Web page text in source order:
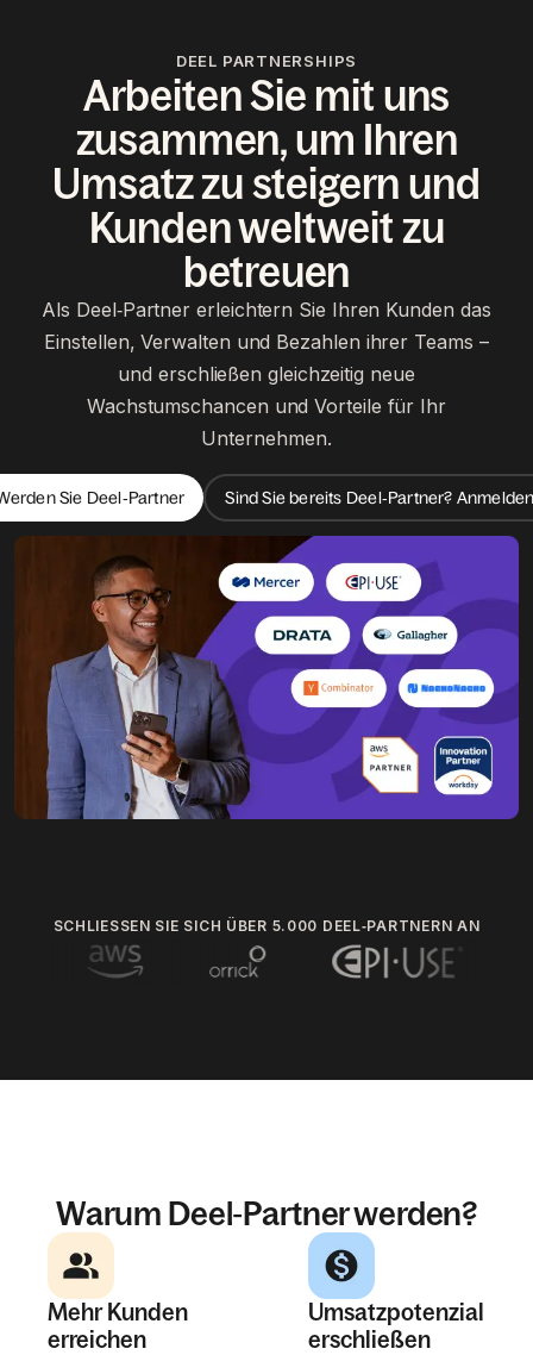
DEEL PARTNERSHIPS
Arbeiten Sie mit uns
zusammen, um Ihren
Umsatz zu steigern und
Kunden weltweit zu
betreuen
Als Deel‑Partner erleichtern Sie Ihren Kunden das
Einstellen, Verwalten und Bezahlen ihrer Teams –
und erschließen gleichzeitig neue
Wachstumschancen und Vorteile für Ihr
Unternehmen.
Sie Deel‑Partner Sind Sie bereits Deel‑Partner?
SCHLIESSEN SIE SICH ÜBER 5.000 DEEL‑PARTNERN AN
Warum Deel‑Partner werden?
Mehr Kunden
erreichen
Umsatzpotenzial
erschließen